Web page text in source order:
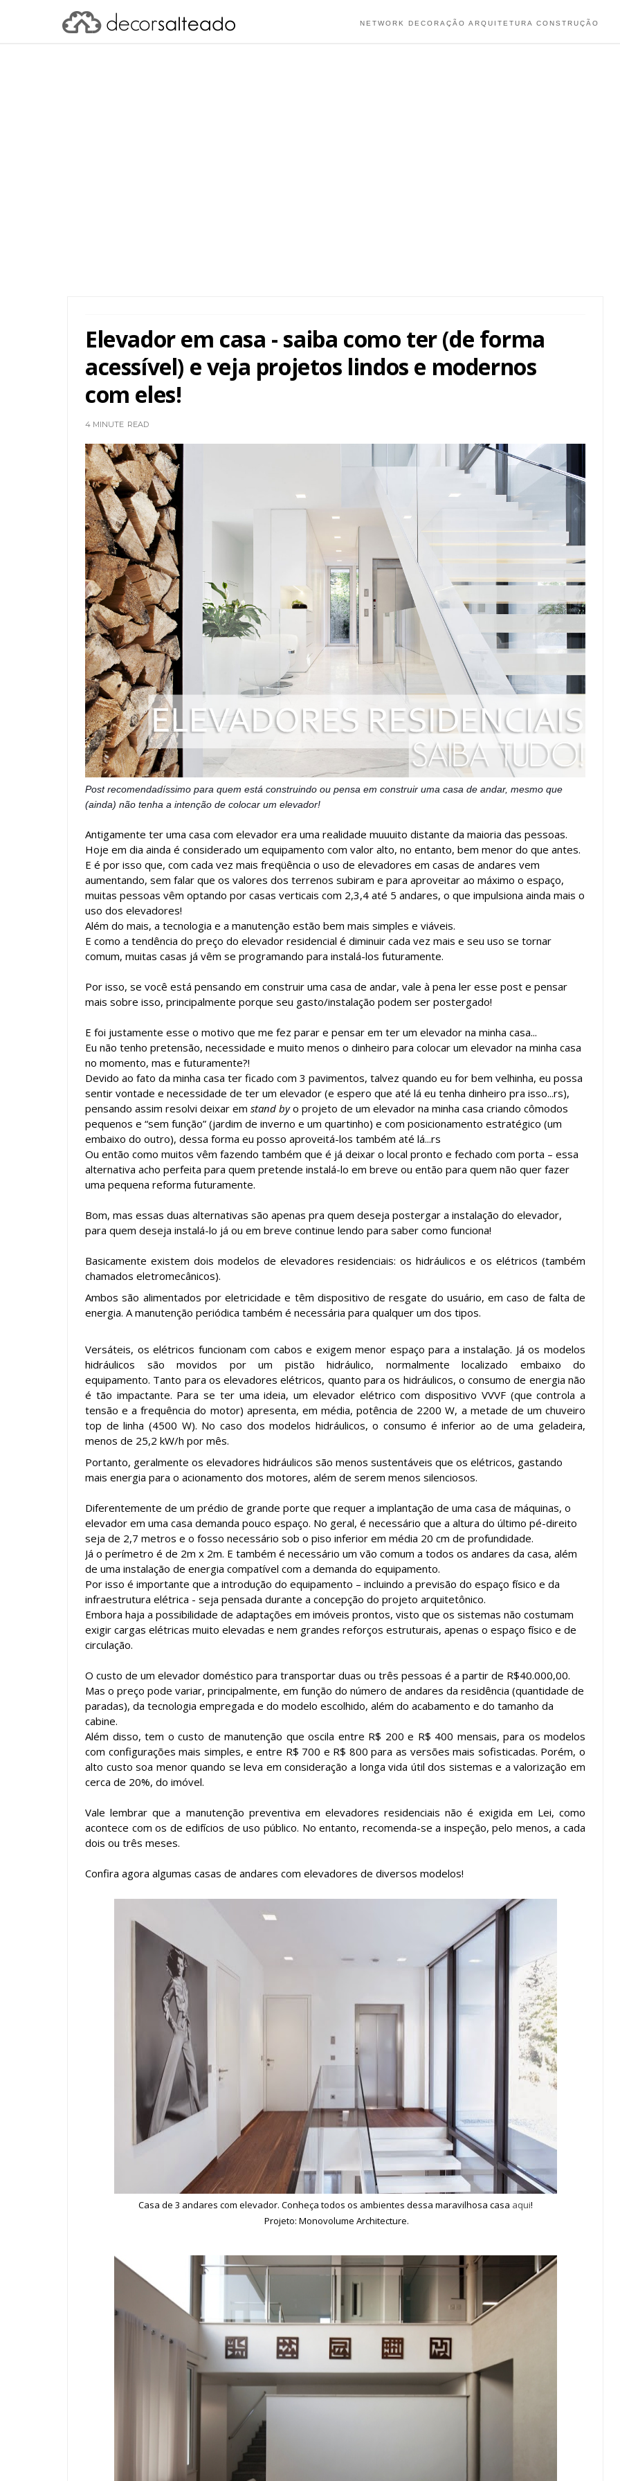
NETWORK DECORAÇÃO ARQUITETURA CONSTRUÇÃO
Elevador em casa - saiba como ter (de forma
acessível) e veja projetos lindos e modernos
com eles!
4 MINUTE READ
Post recomendadíssimo para quem está construindo ou pensa em construir uma casa de andar, mesmo que
(ainda) não tenha a intenção de colocar um elevador!
Antigamente ter uma casa com elevador era uma realidade muuuito distante da maioria das pessoas.
Hoje em dia ainda é considerado um equipamento com valor alto, no entanto, bem menor do que antes.
E é por isso que, com cada vez mais freqüência o uso de elevadores em casas de andares vem
aumentando, sem falar que os valores dos terrenos subiram e para aproveitar ao máximo o espaço,
muitas pessoas vêm optando por casas verticais com 2,3,4 até 5 andares, o que impulsiona ainda mais o
uso dos elevadores!
Além do mais, a tecnologia e a manutenção estão bem mais simples e viáveis.
E como a tendência do preço do elevador residencial é diminuir cada vez mais e seu uso se tornar
comum, muitas casas já vêm se programando para instalá-los futuramente.
Por isso, se você está pensando em construir uma casa de andar, vale à pena ler esse post e pensar
mais sobre isso, principalmente porque seu gasto/instalação podem ser postergado!
E foi justamente esse o motivo que me fez parar e pensar em ter um elevador na minha casa...
Eu não tenho pretensão, necessidade e muito menos o dinheiro para colocar um elevador na minha casa
no momento, mas e futuramente?!
Devido ao fato da minha casa ter ficado com 3 pavimentos, talvez quando eu for bem velhinha, eu possa
sentir vontade e necessidade de ter um elevador (e espero que até lá eu tenha dinheiro pra isso...rs),
pensando assim resolvi deixar em stand byo projeto de um elevador na minha casa criando cômodos
pequenos e “sem função” (jardim de inverno e um quartinho) e com posicionamento estratégico (um
embaixo do outro), dessa forma eu posso aproveitá-los também até lá...rs
Ou então como muitos vêm fazendo também que é já deixar o local pronto e fechado com porta – essa
alternativa acho perfeita para quem pretende instalá-lo em breve ou então para quem não quer fazer
uma pequena reforma futuramente.
Bom, mas essas duas alternativas são apenas pra quem deseja postergar a instalação do elevador,
para quem deseja instalá-lo já ou em breve continue lendo para saber como funciona!
Basicamente existem dois modelos de elevadores residenciais: os hidráulicos e os elétricos (também
chamados eletromecânicos).
Ambos são alimentados por eletricidade e têm dispositivo de resgate do usuário, em caso de falta de
energia. A manutenção periódica também é necessária para qualquer um dos tipos.
Versáteis, os elétricos funcionam com cabos e exigem menor espaço para a instalação. Já os modelos
hidráulicos são movidos por um pistão hidráulico, normalmente localizado embaixo do
equipamento. Tanto para os elevadores elétricos, quanto para os hidráulicos, o consumo de energia não
é tão impactante. Para se ter uma ideia, um elevador elétrico com dispositivo VVVF (que controla a
tensão e a frequência do motor) apresenta, em média, potência de 2200 W, a metade de um chuveiro
top de linha (4500 W). No caso dos modelos hidráulicos, o consumo é inferior ao de uma geladeira,
menos de 25,2 kW/h por mês.
Portanto, geralmente os elevadores hidráulicos são menos sustentáveis que os elétricos, gastando
mais energia para o acionamento dos motores, além de serem menos silenciosos.
Diferentemente de um prédio de grande porte que requer a implantação de uma casa de máquinas, o
elevador em uma casa demanda pouco espaço. No geral, é necessário que a altura do último pé-direito
seja de 2,7 metros e o fosso necessário sob o piso inferior em média 20 cm de profundidade.
Já o perímetro é de 2m x 2m. E também é necessário um vão comum a todos os andares da casa, além
de uma instalação de energia compatível com a demanda do equipamento.
Por isso é importante que a introdução do equipamento – incluindo a previsão do espaço físico e da
infraestrutura elétrica - seja pensada durante a concepção do projeto arquitetônico.
Embora haja a possibilidade de adaptações em imóveis prontos, visto que os sistemas não costumam
exigir cargas elétricas muito elevadas e nem grandes reforços estruturais, apenas o espaço físico e de
circulação.
O custo de um elevador doméstico para transportar duas ou três pessoas é a partir de R$40.000,00.
Mas o preço pode variar, principalmente, em função do número de andares da residência (quantidade de
paradas), da tecnologia empregada e do modelo escolhido, além do acabamento e do tamanho da
cabine.
Além disso, tem o custo de manutenção que oscila entre R$ 200 e R$ 400 mensais, para os modelos
com configurações mais simples, e entre R$ 700 e R$ 800 para as versões mais sofisticadas. Porém, o
alto custo soa menor quando se leva em consideração a longa vida útil dos sistemas e a valorização em
cerca de 20%, do imóvel.
Vale lembrar que a manutenção preventiva em elevadores residenciais não é exigida em Lei, como
acontece com os de edifícios de uso público. No entanto, recomenda-se a inspeção, pelo menos, a cada
dois ou três meses.
Confira agora algumas casas de andares com elevadores de diversos modelos!
Casa de 3 andares com elevador. Conheça todos os ambientes dessa maravilhosa casa aqui!
Projeto: Monovolume Architecture.